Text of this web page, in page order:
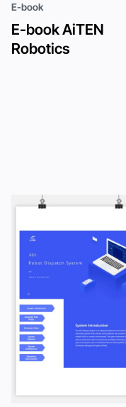
E-book
E-book AiTEN
Robotics